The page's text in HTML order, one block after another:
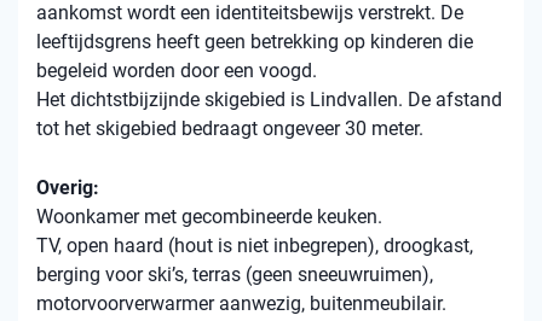
aankomst wordt een identiteitsbewijs verstrekt. De
leeftijdsgrens heeft geen betrekking op kinderen die
begeleid worden door een voogd.
Het dichtstbijzijnde skigebied is Lindvallen. De afstand
tot het skigebied bedraagt ​​ongeveer 30 meter.
Overig:
Woonkamer met gecombineerde keuken.
TV, open haard (hout is niet inbegrepen), droogkast,
berging voor ski’s, terras (geen sneeuwruimen),
motorvoorverwarmer aanwezig, buitenmeubilair.